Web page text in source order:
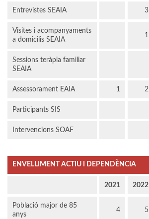
Entrevistes SEAIA 3
Visites i acompanyaments
a domicilis SEAIA
1
Sessions teràpia familiar
SEAIA
Assessorament EAIA 1 2
Participants SIS
Intervencions SOAF
ENVELLIMENT ACTIU I DEPENDÈNCIA
2021 2022
Població major de 85
anys
4 5